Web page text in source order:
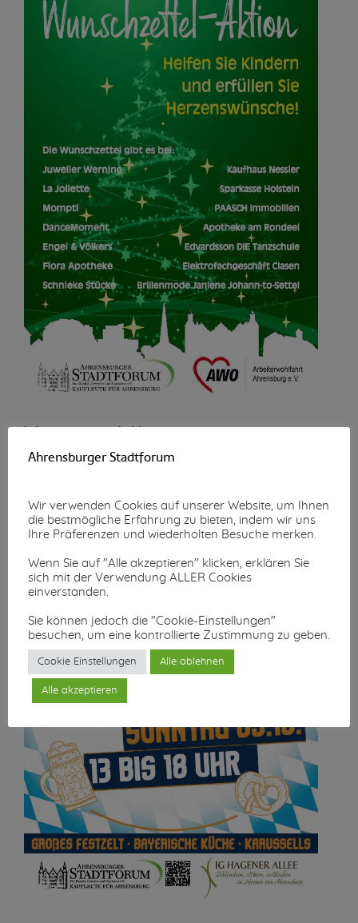
Mehr lesen...
Ahrensburger Stadtforum
Wir verwenden Cookies auf unserer Website, um Ihnen
die bestmögliche Erfahrung zu bieten, indem wir uns
Ihre Präferenzen und wiederholten Besuche merken.
Wenn Sie auf "Alle akzeptieren" klicken, erklären Sie
sich mit der Verwendung ALLER Cookies
einverstanden.
Sie können jedoch die "Cookie-Einstellungen"
besuchen, um eine kontrollierte Zustimmung zu geben.
Cookie Einstellungen Alle ablehnen
Alle akzeptieren